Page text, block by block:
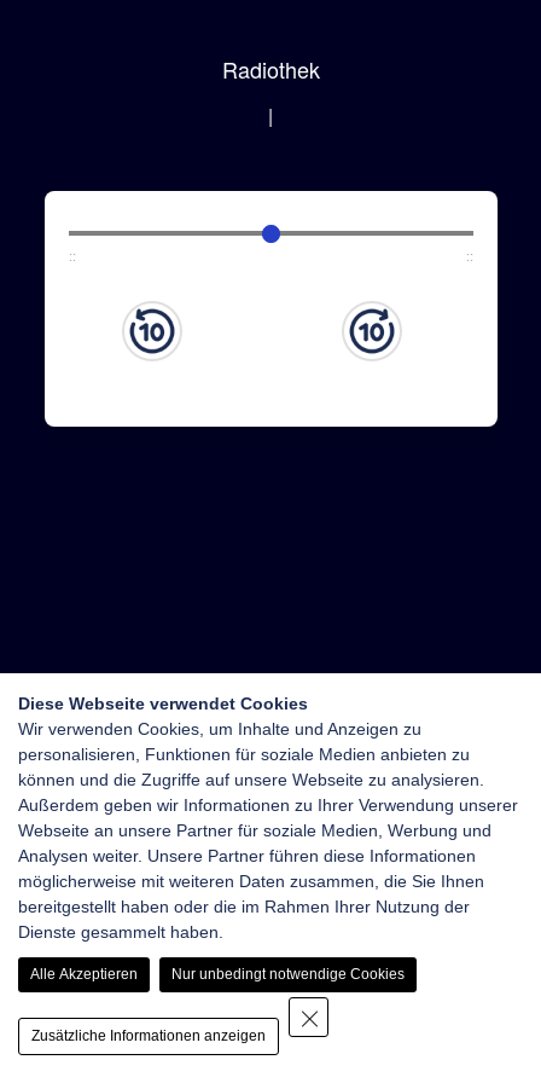
Radiothek
|
:: ::
Diese Webseite verwendet Cookies
Wir verwenden Cookies, um Inhalte und Anzeigen zu
personalisieren, Funktionen für soziale Medien anbieten zu
können und die Zugriffe auf unsere Webseite zu analysieren.
Außerdem geben wir Informationen zu Ihrer Verwendung unserer
Webseite an unsere Partner für soziale Medien, Werbung und
Analysen weiter. Unsere Partner führen diese Informationen
möglicherweise mit weiteren Daten zusammen, die Sie Ihnen
bereitgestellt haben oder die im Rahmen Ihrer Nutzung der
Dienste gesammelt haben.
Alle Akzeptieren Nur unbedingt notwendige Cookies
Zusätzliche Informationen anzeigen